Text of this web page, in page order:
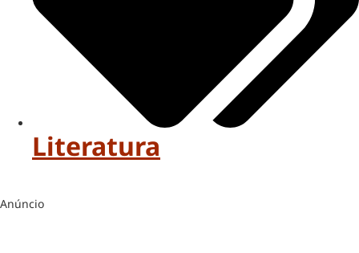
Literatura
Anúncio